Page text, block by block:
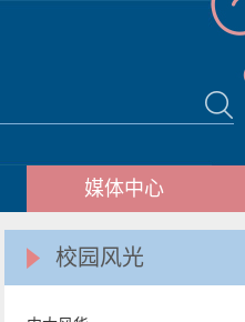
媒体中心
校园风光